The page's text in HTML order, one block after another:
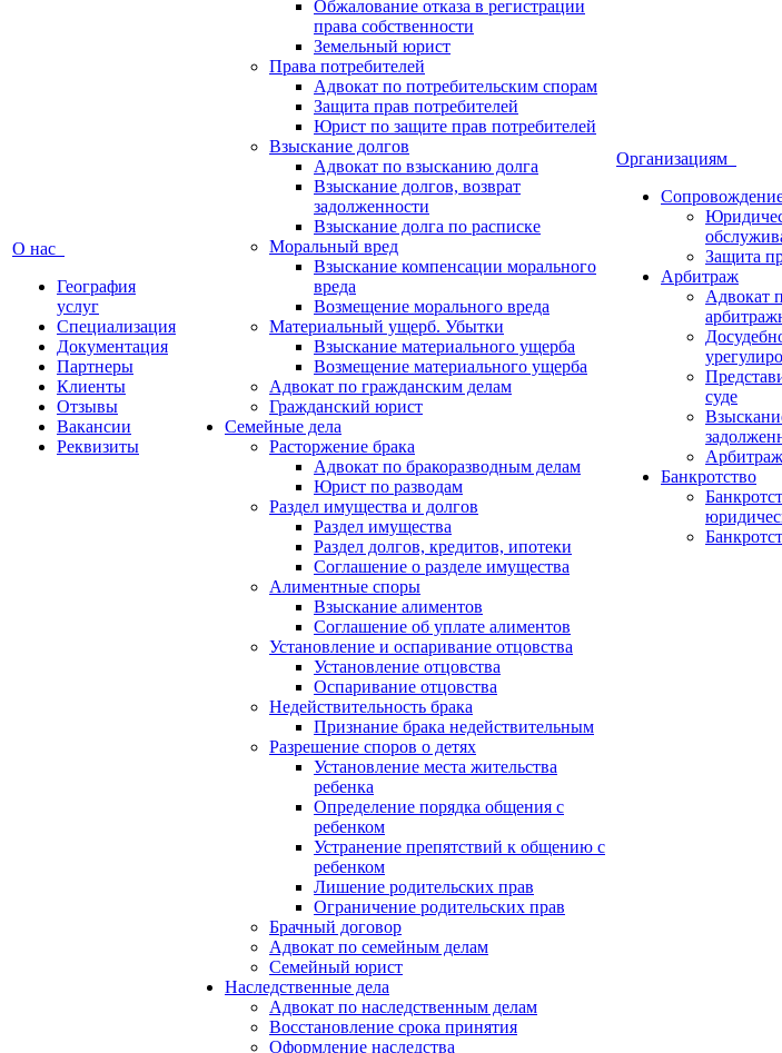
О нас
География
услуг
Специализация
Документация
Партнеры
Клиенты
Отзывы
Вакансии
Реквизиты
Обжалование отказа в регистрации
права собственности
Земельный юрист
Права потребителей
Адвокат по потребительским спорам
Защита прав потребителей
Юрист по защите прав потребителей
Взыскание долгов
Адвокат по взысканию долга
Взыскание долгов, возврат
задолженности
Взыскание долга по расписке
Моральный вред
Взыскание компенсации морального
вреда
Возмещение морального вреда
Материальный ущерб. Убытки
Взыскание материального ущерба
Возмещение материального ущерба
Адвокат по гражданским делам
Гражданский юрист
Семейные дела
Расторжение брака
Адвокат по бракоразводным делам
Юрист по разводам
Раздел имущества и долгов
Раздел имущества
Раздел долгов, кредитов, ипотеки
Соглашение о разделе имущества
Алиментные споры
Взыскание алиментов
Соглашение об уплате алиментов
Установление и оспаривание отцовства
Установление отцовства
Оспаривание отцовства
Недействительность брака
Признание брака недействительным
Разрешение споров о детях
Установление места жительства
ребенка
Определение порядка общения с
ребенком
Устранение препятствий к общению с
ребенком
Лишение родительских прав
Ограничение родительских прав
Брачный договор
Адвокат по семейным делам
Семейный юрист
Наследственные дела
Адвокат по наследственным делам
Восстановление срока принятия
Оформление наследства
Организациям
Защита
Арбитраж
Адвокат
суде
Банкротство